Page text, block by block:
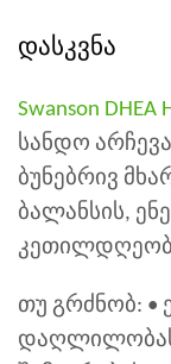
დასკვნა
Swanson DHEA
სანდო
ბუნებრივ
ბალანსის,
თუ გრძნობ: •